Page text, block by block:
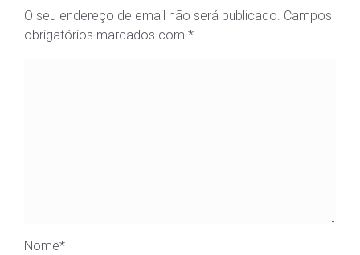
O seu endereço de email não será publicado. Campos
obrigatórios marcados com *
Nome*